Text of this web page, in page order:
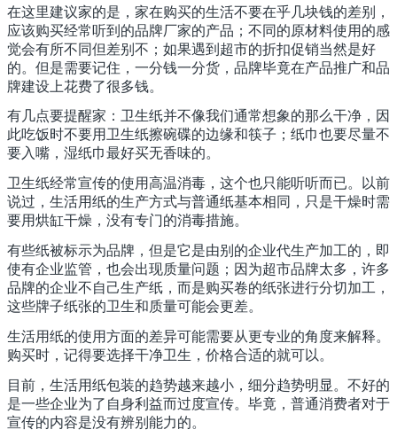
在这里建议家的是，家在购买的生活不要在乎几块钱的差别，
应该购买经常听到的品牌厂家的产品；不同的原材料使用的感
觉会有所不同但差别不；如果遇到超市的折扣促销当然是好
的。但是需要记住，一分钱一分货，品牌毕竟在产品推广和品
牌建设上花费了很多钱。
有几点要提醒家：卫生纸并不像我们通常想象的那么干净，因
此吃饭时不要用卫生纸擦碗碟的边缘和筷子；纸巾也要尽量不
要入嘴，湿纸巾最好买无香味的。
卫生纸经常宣传的使用高温消毒，这个也只能听听而已。以前
说过，生活用纸的生产方式与普通纸基本相同，只是干燥时需
要用烘缸干燥，没有专门的消毒措施。
有些纸被标示为品牌，但是它是由别的企业代生产加工的，即
使有企业监管，也会出现质量问题；因为超市品牌太多，许多
品牌的企业不自己生产纸，而是购买卷的纸张进行分切加工，
这些牌子纸张的卫生和质量可能会更差。
生活用纸的使用方面的差异可能需要从更专业的角度来解释。
购买时，记得要选择干净卫生，价格合适的就可以。
目前，生活用纸包装的趋势越来越小，细分趋势明显。不好的
是一些企业为了自身利益而过度宣传。毕竟，普通消费者对于
宣传的内容是没有辨别能力的。